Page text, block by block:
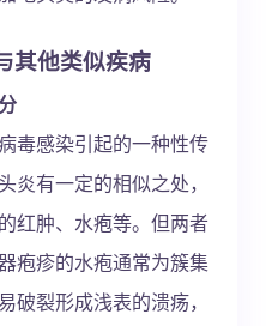
其他类似疾病
毒感染引起的一种性传
炎有一定的相似之处，
红肿、水疱等。但两者
疱疹的水疱通常为簇集
破裂形成浅表的溃疡，